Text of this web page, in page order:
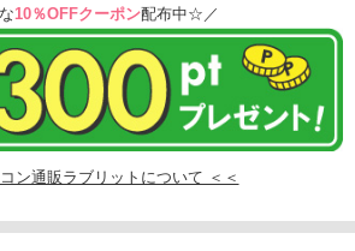
10％OFFクーポン配布中☆／
ン通販ラブリットについて ＜＜